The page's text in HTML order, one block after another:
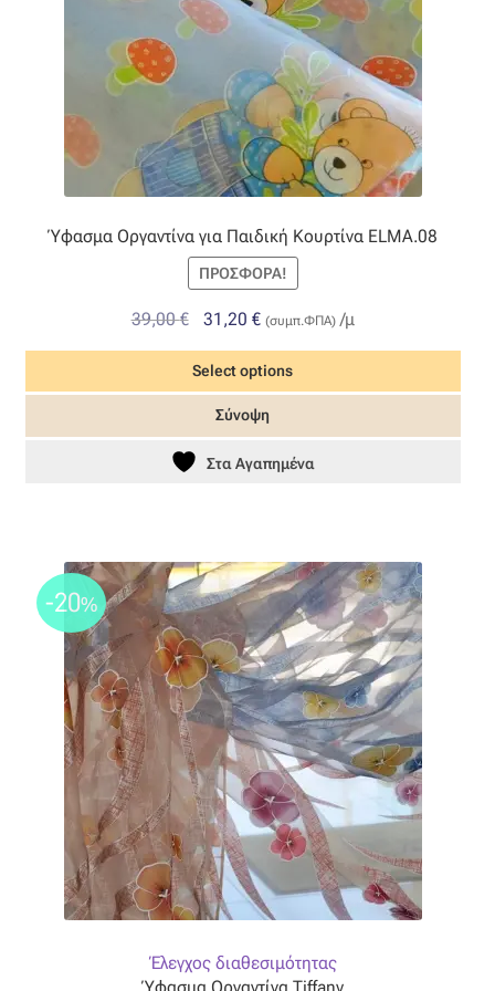
Ύφασμα Οργαντίνα για Παιδική Κουρτίνα ELMA.08
ΠΡΟΣΦΟΡΆ!
39,00€
Original
was:
39,00 €.
31,20€Η
τιμή
είναι:
31,20 €.
(συμπ.ΦΠΑ) /μ
Select options
Σύνοψη
Στα Αγαπημένα
Έλεγχος διαθεσιμότητας
-20%
Ύφασμα Οργαντίνα Tiffany